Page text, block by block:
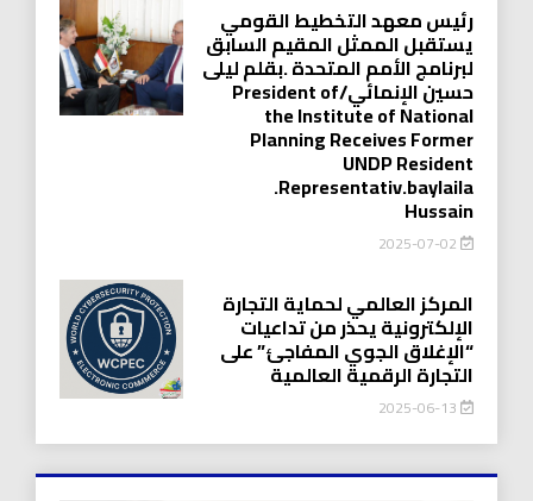
رئيس معهد التخطيط القومي
يستقبل الممثل المقيم السابق
لبرنامج الأمم المتحدة .بقلم ليلى
حسين الإنمائي/President of
the Institute of National
Planning Receives Former
UNDP Resident
.Representativ.baylaila
Hussain
2025-07-02
المركز العالمي لحماية التجارة
الإلكترونية يحذر من تداعيات
“الإغلاق الجوي المفاجئ” على
التجارة الرقمية العالمية
2025-06-13